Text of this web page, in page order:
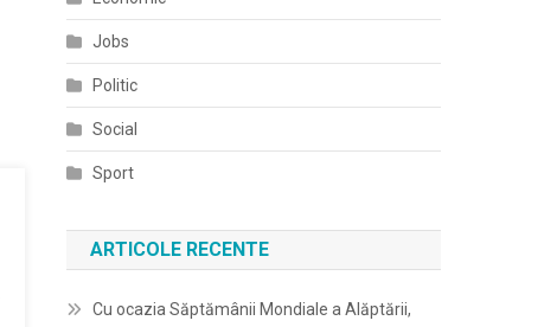
Jobs
Politic
Social
Sport
ARTICOLE RECENTE
Cu ocazia Săptămânii Mondiale a Alăptării,